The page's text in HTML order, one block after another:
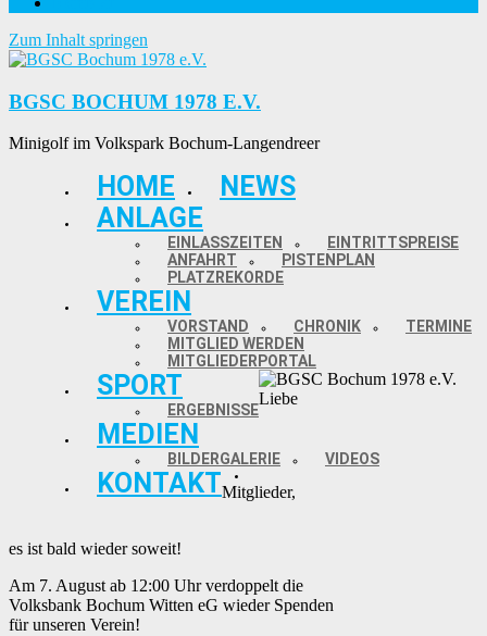
Zum Inhalt springen
BGSC BOCHUM 1978 E.V.
Minigolf im Volkspark Bochum-Langendreer
HOME
NEWS
ANLAGE
EINLASSZEITEN
EINTRITTSPREISE
ANFAHRT
PISTENPLAN
PLATZREKORDE
VEREIN
VORSTAND CHRONIK
TERMINE
MITGLIED WERDEN
MITGLIEDERPORTAL
SPORT
ERGEBNISSE
MEDIEN
BILDERGALERIE VIDEOS
KONTAKT
Liebe
Mitglieder,
es ist bald wieder soweit!
Am 7. August ab 12:00 Uhr verdoppelt die
Volksbank Bochum Witten eG wieder Spenden
für unseren Verein!